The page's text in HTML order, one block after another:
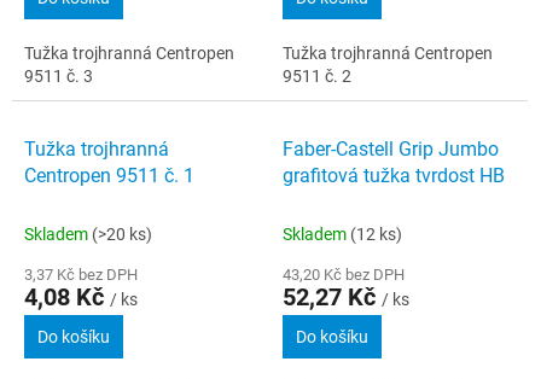
Tužka trojhranná Centropen
9511 č. 3
Tužka trojhranná Centropen
9511 č. 2
Tužka trojhranná
Centropen 9511 č. 1
Skladem (>20 ks)
3,37 Kč bez DPH
4,08 Kč / ks
Do košíku
Faber-Castell Grip Jumbo
grafitová tužka tvrdost HB
Skladem (12 ks)
43,20 Kč bez DPH
52,27 Kč / ks
Do košíku